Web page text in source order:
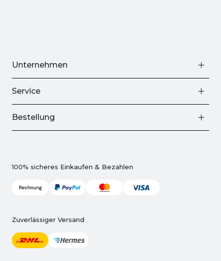
Unternehmen
Service
Bestellung
100% sicheres Einkaufen & Bezahlen
Zuverlässiger Versand